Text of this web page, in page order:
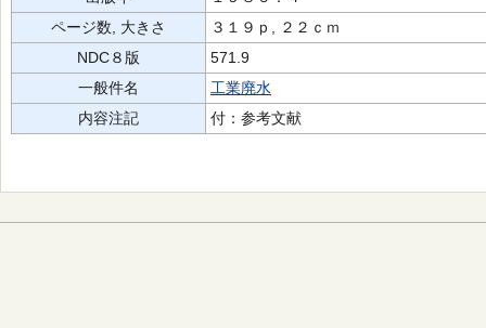
ページ数, 大きさ
３１９ｐ, ２２ｃｍ
NDC８版
571.9
一般件名
工業廃水
内容注記
付：参考文献